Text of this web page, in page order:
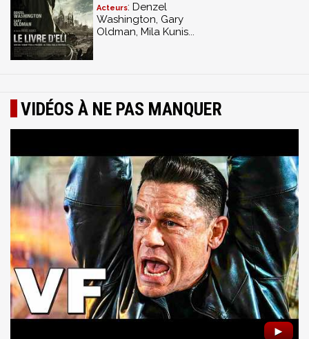
Acteurs: Denzel
Washington, Gary
Oldman, Mila Kunis...
VIDÉOS À NE PAS MANQUER
►